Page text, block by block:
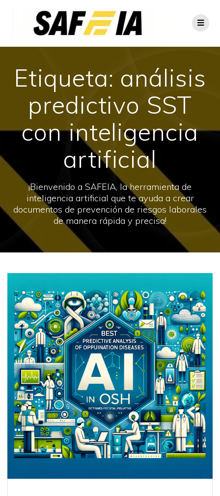
Etiqueta: análisis
predictivo SST
con inteligencia
artificial
¡Bienvenido a SAFEIA, la herramienta de
inteligencia artificial que te ayuda a crear
documentos de prevención de riesgos laborales
de manera rápida y precisa!